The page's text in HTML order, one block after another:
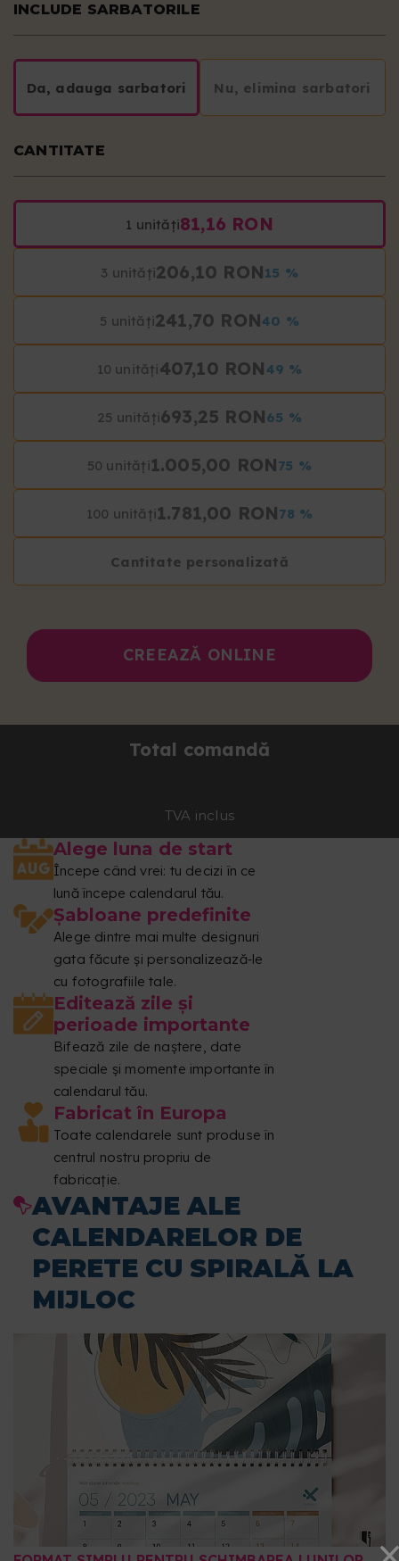
INCLUDE SARBATORILE
Da, adauga sarbatori Nu, elimina sarbatori
CANTITATE
1 unități81,16 RON
3 unități206,10 RON15 %
5 unități241,70 RON40 %
10 unități407,10 RON49 %
25 unități693,25 RON65 %
50 unități1.005,00 RON75 %
100 unități1.781,00 RON78 %
Cantitate personalizată
CREEAZĂ ONLINE
Total comandă
TVA inclus
Alege luna de start
Începe când vrei: tu decizi în ce
lună începe calendarul tău.
Şabloane predefinite
Alege dintre mai multe designuri
gata făcute și personalizează‑le
cu fotografiile tale.
Editează zile şi
perioade importante
Bifează zile de naştere, date
speciale şi momente importante în
calendarul tău.
Fabricat în Europa
Toate calendarele sunt produse în
centrul nostru propriu de
fabricaţie.
AVANTAJE ALE
CALENDARELOR DE
PERETE CU SPIRALĂ LA
MIJLOC